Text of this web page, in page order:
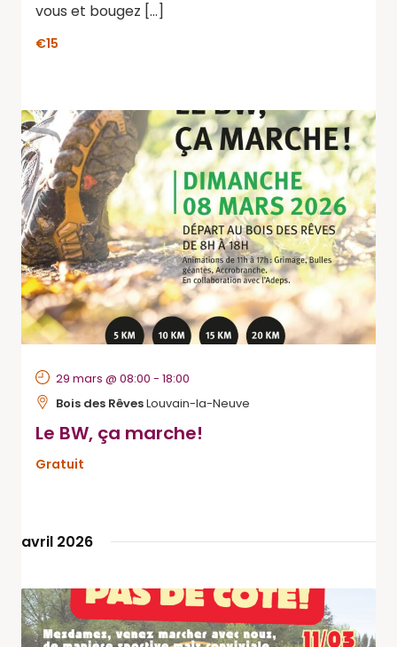
vous et bougez […]
€15
Le BW, ça marche!
29 mars @ 08:00 - 18:00
Bois des RêvesLouvain-la-Neuve
Gratuit
avril 2026